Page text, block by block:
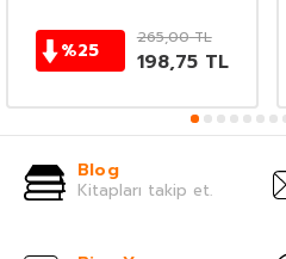
%25
265,00TL
198,75TL
Blog
Kitapları takip et.